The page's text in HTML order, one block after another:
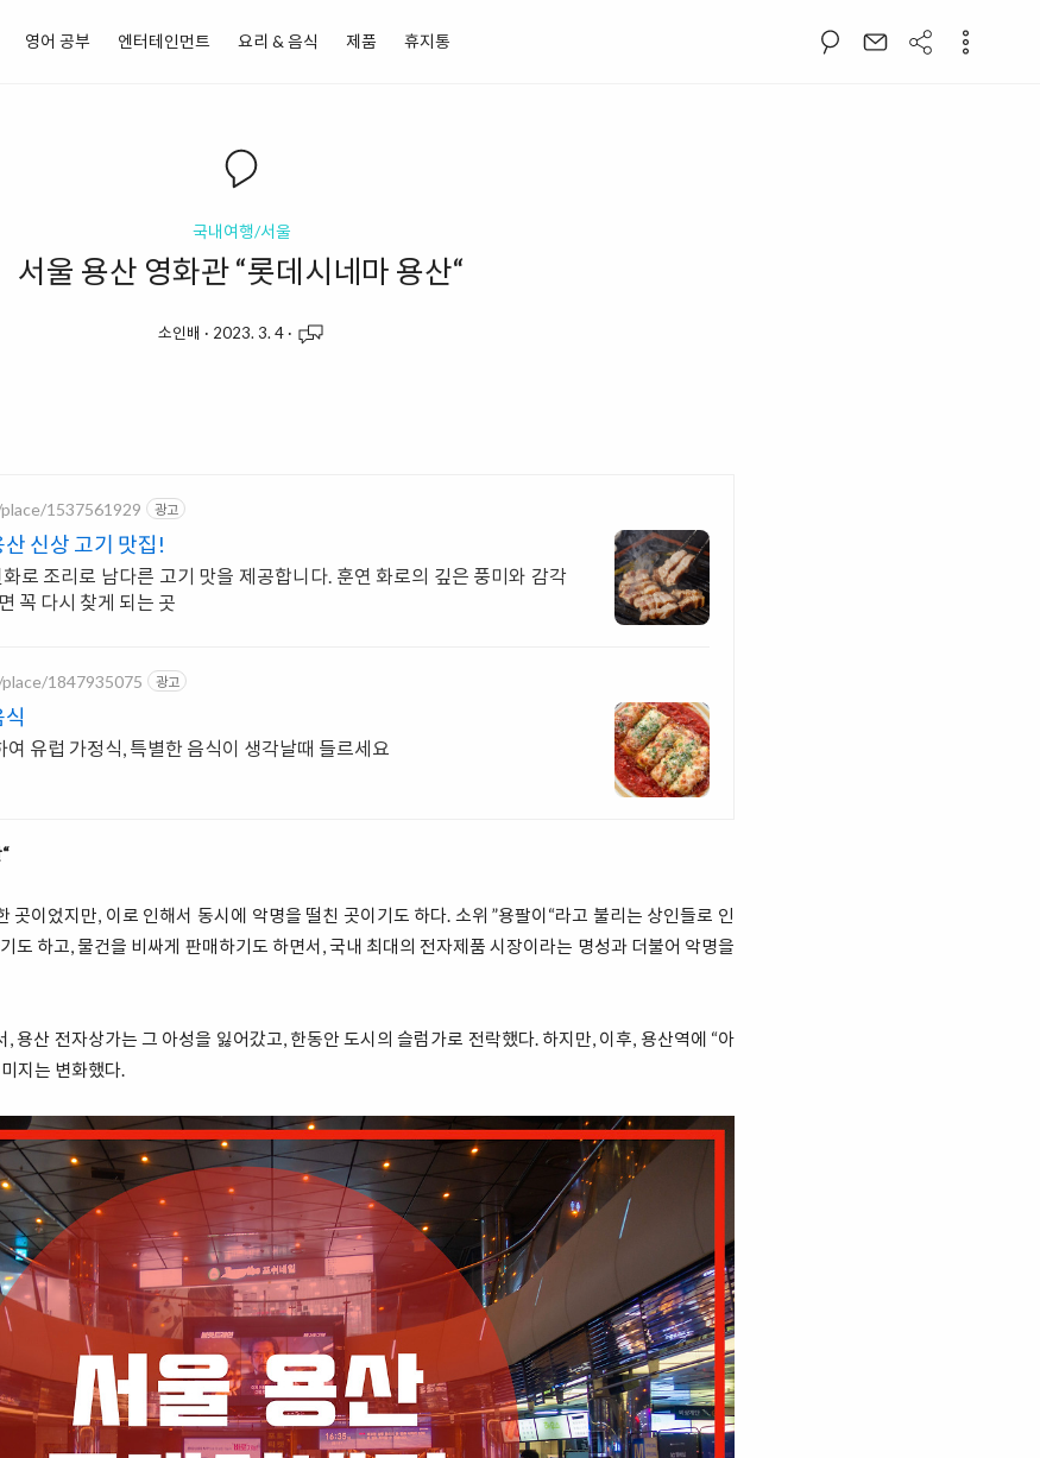
영어 공부 엔터테인먼트 요리 & 음식 제품 휴지통
국내여행/서울
서울 용산 영화관 “롯데시네마 용산“
소인배 · 2023. 3. 4 ·
1537561929 광고
신상 고기 맛집!
로 조리로 남다른 고기 맛을 제공합니다. 훈연 화로의 깊은 풍미와 감각
꼭 다시 찾게 되는 곳
1847935075 광고
마당이있는 2층 주택을 개조하여 유럽 가정식, 특별한 음식이 생각날때 들르세요
곳이었지만, 이로 인해서 동시에 악명을 떨친 곳이기도 하다. 소위 ”용팔이“라고 불리는 상인들로 인
도 하고, 물건을 비싸게 판매하기도 하면서, 국내 최대의 전자제품 시장이라는 명성과 더불어 악명을
용산 전자상가는 그 아성을 잃어갔고, 한동안 도시의 슬럼가로 전락했다. 하지만, 이후, 용산역에 “아
지는 변화했다.